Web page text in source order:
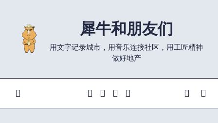
content
犀牛和朋友们
用文字记录城市，用音乐连接社区，用工匠精神
做好地产